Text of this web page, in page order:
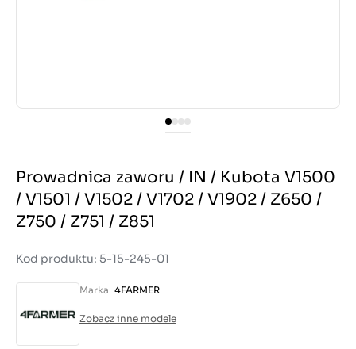
Prowadnica zaworu / IN / Kubota V1500
/ V1501 / V1502 / V1702 / V1902 / Z650 /
Z750 / Z751 / Z851
Kod produktu: 5-15-245-01
Marka 4FARMER
Zobacz inne modele